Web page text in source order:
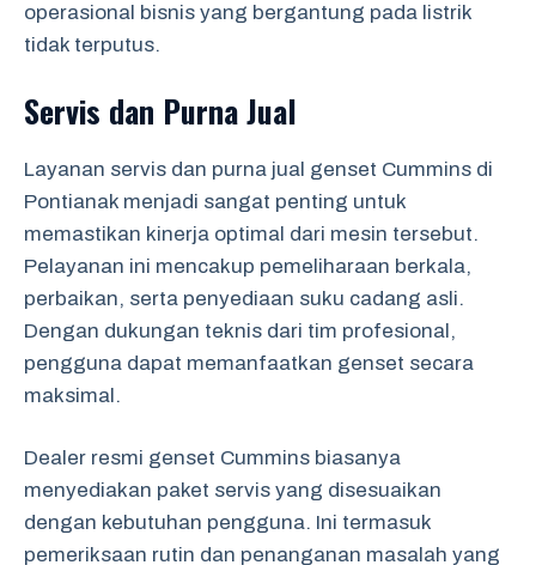
operasional bisnis yang bergantung pada listrik
tidak terputus.
Servis dan Purna Jual
Layanan servis dan purna jual genset Cummins di
Pontianak menjadi sangat penting untuk
memastikan kinerja optimal dari mesin tersebut.
Pelayanan ini mencakup pemeliharaan berkala,
perbaikan, serta penyediaan suku cadang asli.
Dengan dukungan teknis dari tim profesional,
pengguna dapat memanfaatkan genset secara
maksimal.
Dealer resmi genset Cummins biasanya
menyediakan paket servis yang disesuaikan
dengan kebutuhan pengguna. Ini termasuk
pemeriksaan rutin dan penanganan masalah yang